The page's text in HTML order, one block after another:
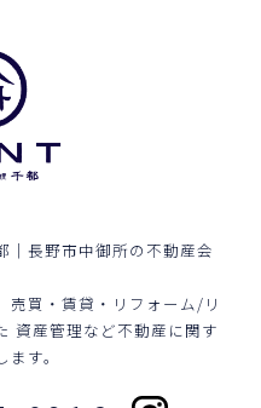
｜長野市中御所の不動産会
売買・賃貸・リフォーム/リ
資産管理など不動産に関す
す。